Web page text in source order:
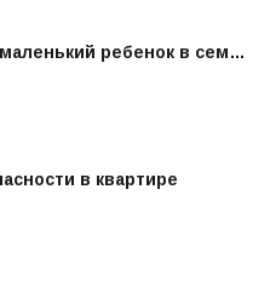
ребенок в сем…
в квартире